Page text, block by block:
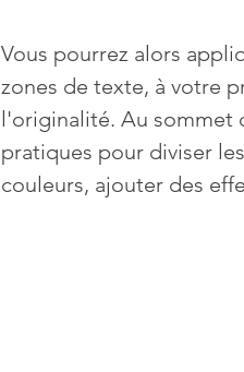
Vous pourrez alors
zones de texte, à votre
l'originalité. Au sommet
pratiques pour diviser
couleurs, ajouter des